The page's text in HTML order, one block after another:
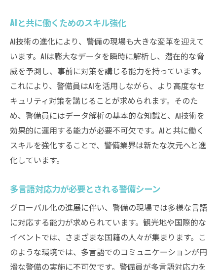
AIと共に働くためのスキル強化
AI技術の進化により、警備の現場も大きな変革を迎えて
います。AIは膨大なデータを瞬時に解析し、潜在的な脅
威を予測し、事前に対策を講じる能力を持っています。
これにより、警備員はAIを活用しながら、より高度なセ
キュリティ対策を講じることが求められます。そのた
め、警備員にはデータ解析の基本的な知識と、AI技術を
効果的に運用する能力が必要不可欠です。AIと共に働く
スキルを強化することで、警備業界は新たな次元へと進
化しています。
多言語対応力が必要とされる警備シーン
グローバル化の進展に伴い、警備の現場では多様な言語
に対応する能力が求められています。観光地や国際的な
イベントでは、さまざまな国籍の人々が集まります。こ
のような環境では、多言語でのコミュニケーションが円
滑な警備の実施に不可欠です。警備員が多言語対応力を